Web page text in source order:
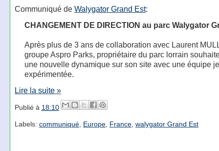
Communiqué de Walygator Grand Est:
CHANGEMENT DE DIRECTION au parc Walygator
Après plus de 3 ans de collaboration avec Laurent
groupe Aspro Parks, propriétaire du parc lorrain
une nouvelle dynamique sur son site avec une équipe
expérimentée.
Lire la suite »
Publié à 18:10
Labels: communiqué, Europe, France, walygator Grand Est